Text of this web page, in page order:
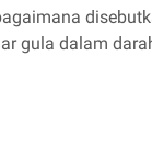
gula dalam